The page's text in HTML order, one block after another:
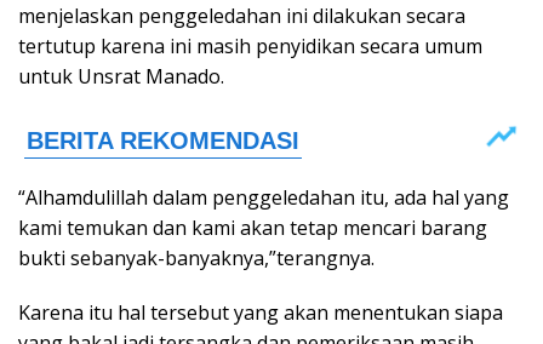
menjelaskan penggeledahan ini dilakukan secara
tertutup karena ini masih penyidikan secara umum
untuk Unsrat Manado.
“Alhamdulillah dalam penggeledahan itu, ada hal yang
kami temukan dan kami akan tetap mencari barang
bukti sebanyak-banyaknya,”terangnya.
Karena itu hal tersebut yang akan menentukan siapa